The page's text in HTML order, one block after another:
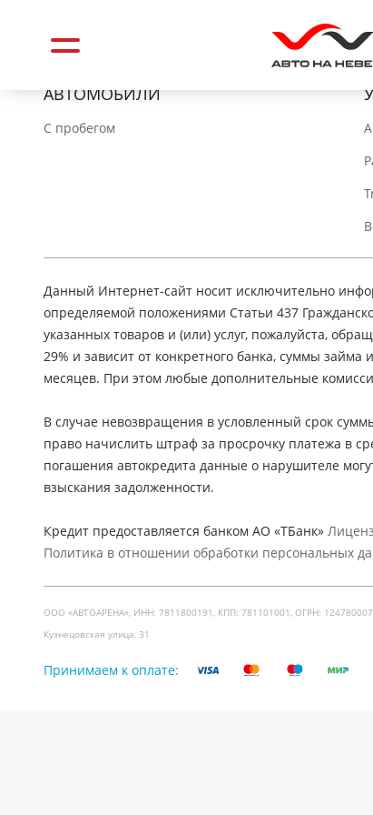
АВТОМОБИЛИ
C пробегом
Данный Интернет-сайт носит исключительно
определяемой положениями Статьи 437
указанных товаров и (или) услуг, пожалуйста,
29% и зависит от конкретного банка, суммы
месяцев. При этом любые дополнительные
В случае невозвращения в условленный срок
право начислить штраф за просрочку платежа в
погашения автокредита данные о нарушителе
взыскания задолженности.
Кредит предоставляется банком АО «ТБанк»
Политика в отношении обработки персональных
ООО «АВТОАРЕНА», ИНН: 7811800191, КПП: 781101001, ОГРН:
Кузнецовская улица, 31
Принимаем к оплате: